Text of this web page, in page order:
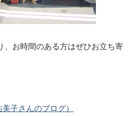
お時間のある方はぜひお立ち寄
子さんのブログ）